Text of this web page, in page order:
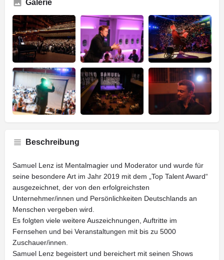
Galerie
Beschreibung
Samuel Lenz ist Mentalmagier und Moderator und wurde für
seine besondere Art im Jahr 2019 mit dem „Top Talent Award“
ausgezeichnet, der von den erfolgreichsten
Unternehmer/innen und Persönlichkeiten Deutschlands an
Menschen vergeben wird.
Es folgten viele weitere Auszeichnungen, Auftritte im
Fernsehen und bei Veranstaltungen mit bis zu 5000
Zuschauer/innen.
Samuel Lenz begeistert und bereichert mit seinen Shows